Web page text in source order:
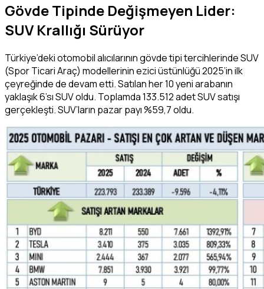
Gövde Tipinde Değişmeyen Lider:
SUV Krallığı Sürüyor
Türkiye’deki otomobil alıcılarının gövde tipi tercihlerinde SUV
(Spor Ticari Araç) modellerinin ezici üstünlüğü 2025’in ilk
çeyreğinde de devam etti. Satılan her 10 yeni arabanın
yaklaşık 6’sı SUV oldu. Toplamda 133.512 adet SUV satışı
gerçekleşti. SUV’ların pazar payı %59,7 oldu.